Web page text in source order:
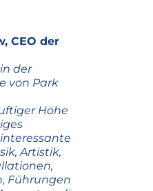
CEO der
der
von Park
Höhe
Artistik,
Führungen